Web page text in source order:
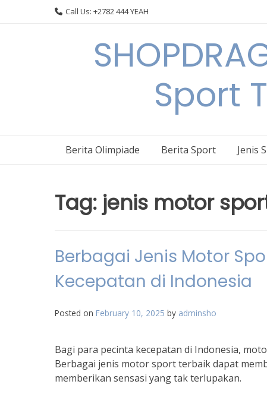
Call Us: +2782 444 YEAH
Sport
Berita Olimpiade Berita Sport Jenis
Tag: jenis motor
Berbagai Jenis Motor
Kecepatan di Indonesia
Posted on February 10, 2025 by adminsho
Bagi para pecinta kecepatan di Indonesia,
Berbagai jenis motor sport terbaik dapat
memberikan sensasi yang tak terlupakan.